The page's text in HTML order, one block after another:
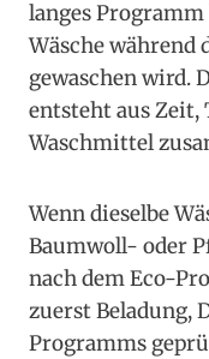
langes
Wäsche während
gewaschen wird.
entsteht aus Zeit,
Waschmittel
Wenn dieselbe
Baumwoll- oder
nach dem Eco-
zuerst Beladung,
Programms